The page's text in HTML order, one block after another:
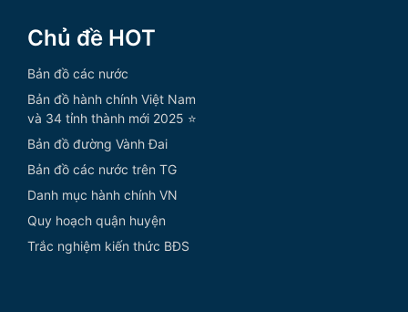
Chủ đề HOT
Bản đồ các nước
Bản đồ hành chính Việt Nam
và 34 tỉnh thành mới 2025 ⭐
Bản đồ đường Vành Đai
Bản đồ các nước trên TG
Danh mục hành chính VN
Quy hoạch quận huyện
Trắc nghiệm kiến thức BĐS